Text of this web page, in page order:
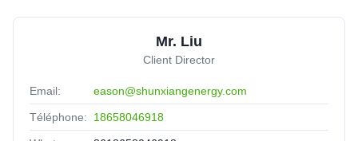
Mr. Liu
Client Director
Email: eason@shunxiangenergy.com
Téléphone: 18658046918